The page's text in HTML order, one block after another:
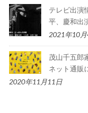
テレビ出演
平、慶和出
2021年10
茂山千五郎
ネット通販
2020年11月11日